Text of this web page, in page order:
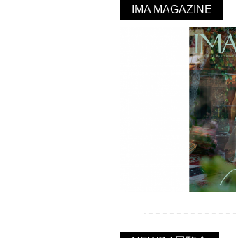
IMA MAGAZINE